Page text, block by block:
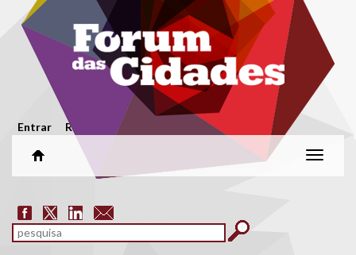
Passar para o conteúdo principal
Menu secundário
Entrar Registar
Alterar
Formulário de pesquisa
pesquisar